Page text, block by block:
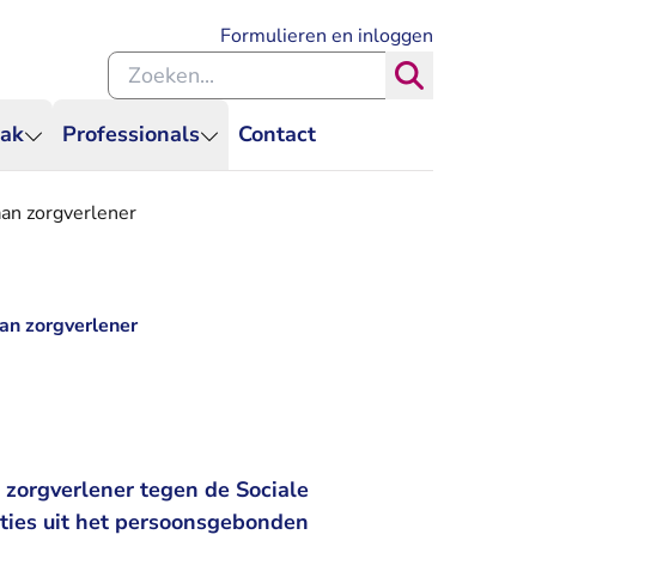
Professionals Contact
Formulieren en inloggen
Zoeken binnen de Rechtspraak
zorgverlener
zorgverlener
tegen de Sociale
uit het persoonsgebonden